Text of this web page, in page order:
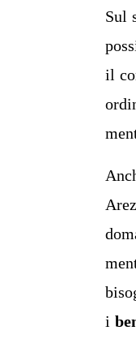
Sul
il
i